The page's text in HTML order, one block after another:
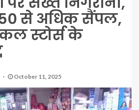
से अधिक सैंपल,
स्टोर्स के
October 11, 2025